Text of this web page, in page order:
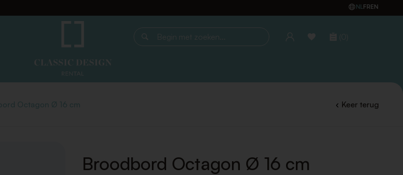
NLFREN
Begin met zoeken... (0)
Octagon Ø 16 cm Keer terug
Broodbord Octagon Ø 16 cm